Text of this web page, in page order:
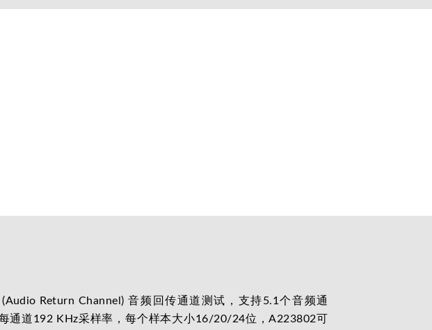
(Audio Return Channel) 音频回传通道测试，支持5.1个音频通
通道192 KHz采样率，每个样本大小16/20/24位，A223802可